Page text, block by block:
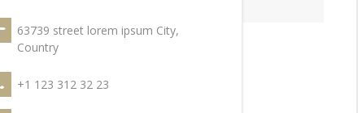
63739 street lorem ipsum City,
Country
+1 123 312 32 23